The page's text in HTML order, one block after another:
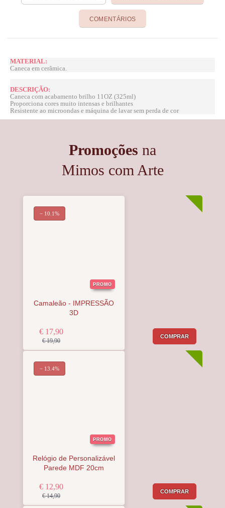
COMENTÁRIOS
MATERIAL:
Caneca em cerâmica.
DESCRIÇÃO:
Caneca com acabamento brilho 11OZ (325ml)
Proporciona cores muito intensas e brilhantes
Resistente ao microondas e máquina de lavar sem perda de cor
Promoções na
Mimos com Arte
PROMO
Camaleão - IMPRESSÃO
3D
€ 17,90
€ 19,90
COMPRAR
− 10.1%
PROMO
Relógio de Personalizável
Parede MDF 20cm
€ 12,90
€ 14,90
COMPRAR
− 13.4%